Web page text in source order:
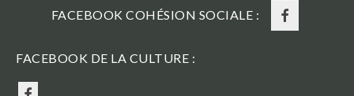
FACEBOOK COHÉSION SOCIALE :
FACEBOOK DE LA CULTURE :